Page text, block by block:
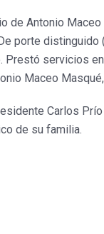
de Antonio
porte distinguido
Prestó servicios
Maceo
Carlos
de su familia.